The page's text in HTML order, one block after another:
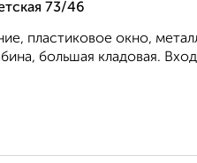
73/46
пластиковое окно,
большая кладовая.